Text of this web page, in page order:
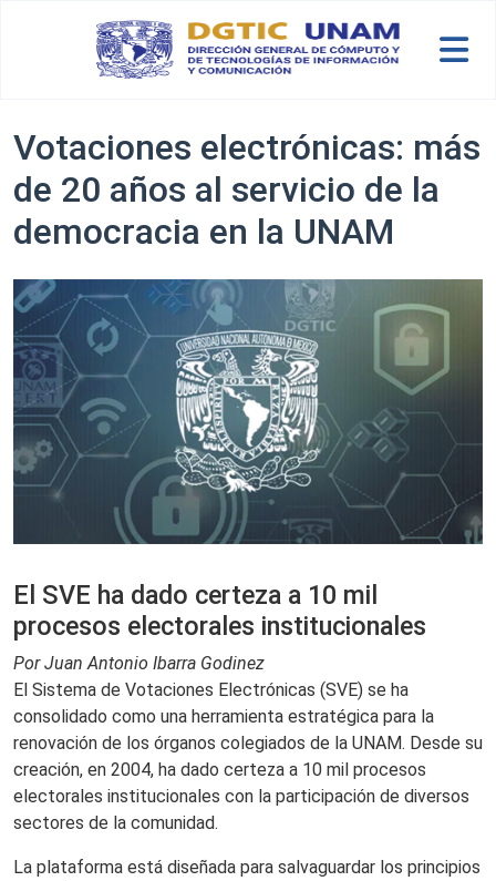
Votaciones electrónicas: más
de 20 años al servicio de la
democracia en la UNAM
El SVE ha dado certeza a 10 mil
procesos electorales institucionales
Por Juan Antonio Ibarra Godinez
El Sistema de Votaciones Electrónicas (SVE) se ha
consolidado como una herramienta estratégica para la
renovación de los órganos colegiados de la UNAM. Desde su
creación, en 2004, ha dado certeza a 10 mil procesos
electorales institucionales con la participación de diversos
sectores de la comunidad.
La plataforma está diseñada para salvaguardar los principios